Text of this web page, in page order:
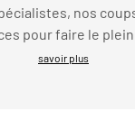
nos
pour faire le plein
savoir plus